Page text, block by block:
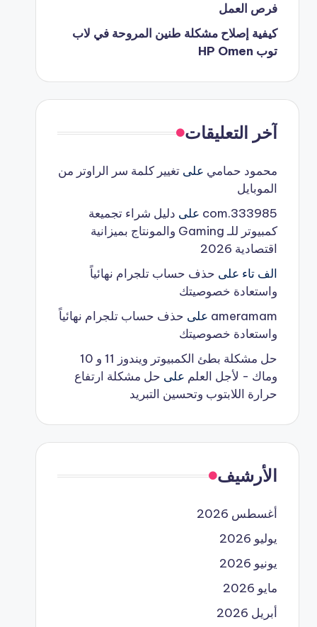
فرص العمل
كيفية إصلاح مشكلة طنين المروحة في لاب
توب HP Omen
آخر التعليقات
محمود حمامي على تغيير كلمة سر الراوتر من
الموبايل
333985.com
على دليل شراء تجميعة
كمبيوتر للـ Gaming والمونتاج بميزانية
اقتصادية 2026
الف تاء على حذف حساب تلجرام نهائياً
واستعادة خصوصيتك
ameramam على حذف حساب تلجرام نهائياً
واستعادة خصوصيتك
حل مشكلة بطئ الكمبيوتر ويندوز 11 و 10
وماك - لأجل العلم على حل مشكلة ارتفاع
حرارة اللابتوب وتحسين التبريد
الأرشيف
أغسطس 2026
يوليو 2026
يونيو 2026
مايو 2026
أبريل 2026